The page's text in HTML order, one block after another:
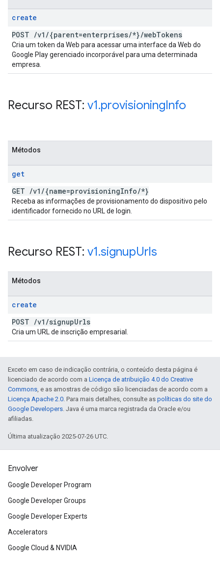
create
POST /v1 /{parent=enterprises/*}/webTokens
Cria um token da Web para acessar uma interface da Web do
Google Play gerenciado incorporável para uma determinada
empresa.
Recurso REST: v1.provisioningInfo
Métodos
get
GET /v1 /{name=provisioningInfo/*}
Receba as informações de provisionamento do dispositivo pelo
identificador fornecido no URL de login.
Recurso REST: v1.signupUrls
Métodos
create
POST /v1 /signupUrls
Cria um URL de inscrição empresarial.
Exceto em caso de indicação contrária, o conteúdo desta página é
licenciado de acordo com a Licença de atribuição 4.0 do Creative
Commons, e as amostras de código são licenciadas de acordo com a
Licença Apache 2.0. Para mais detalhes, consulte as políticas do site do
Google Developers. Java é uma marca registrada da Oracle e/ou
afiliadas.
Última atualização 2025-07-26 UTC.
Envolver
Google Developer Program
Google Developer Groups
Google Developer Experts
Accelerators
Google Cloud & NVIDIA